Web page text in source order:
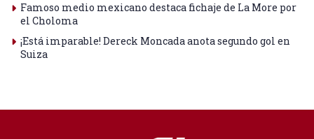
Famoso medio mexicano destaca fichaje de La More por
el Choloma
¡Está imparable! Dereck Moncada anota segundo gol en
Suiza